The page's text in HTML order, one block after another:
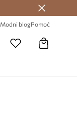
Modni blogPomoć